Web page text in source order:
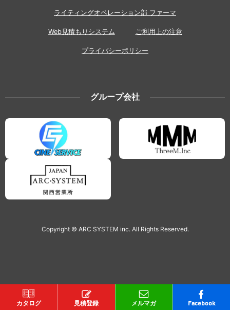
カタログ 見積登録 メルマガ Facebook
ライティングオペレーション部 ファーマ
Web見積もりシステム ご利用上の注意
プライバシーポリシー
グループ会社
Copyright © ARC SYSTEM inc. All Rights Reserved.